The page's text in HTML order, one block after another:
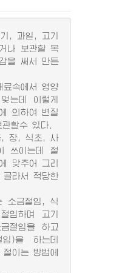
, 과일, 고기
나 보관할 목
을 써서 만든
속에서 영양
는데 이렇게
의하여 변질
할수 있다.
장, 식초, 사
쓰이는데 절
맞추어 그리
골라서 적당한
금절임, 식
임하며 고기
절임을 하고
임)을 하는데
이는 방법에